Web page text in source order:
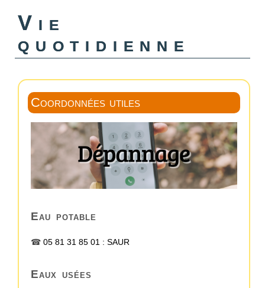
Vie
quotidienne
Coordonnées utiles
Eau potable
☎ 05 81 31 85 01 : SAUR
Eaux usées